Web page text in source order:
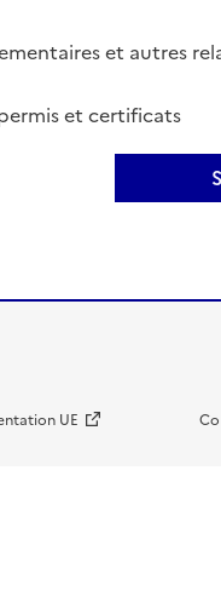
et autres
et certificats
UE